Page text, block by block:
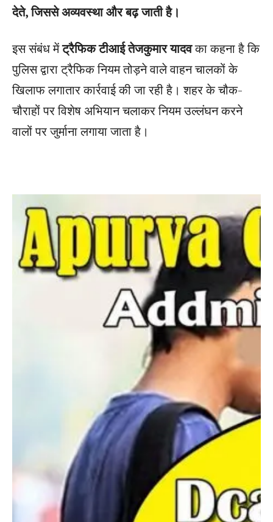
देते, जिससे अव्यवस्था और बढ़ जाती है।
इस संबंध मेंट्रैफिक टीआई तेजकुमार यादवका कहना है कि
पुलिस द्वारा ट्रैफिक नियम तोड़ने वाले वाहन चालकों के
खिलाफ लगातार कार्रवाई की जा रही है। शहर के चौक-
चौराहों पर विशेष अभियान चलाकर नियम उल्लंघन करने
वालों पर जुर्माना लगाया जाता है।